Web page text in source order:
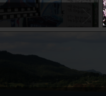
는 중구 근대화 골목를 비롯, 도시